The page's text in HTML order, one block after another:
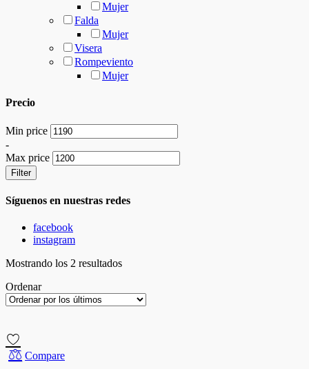
Mujer
Falda
Mujer
Visera
Rompeviento
Mujer
Precio
Min price
-
Max price
Filter
Síguenos en nuestras redes
facebook
instagram
Mostrando los 2 resultados
Ordenar
Compare